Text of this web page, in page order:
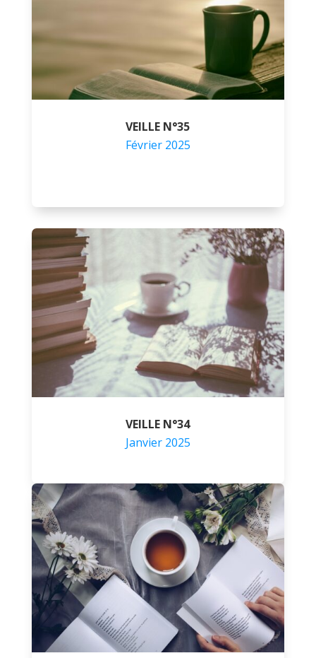
VEILLE N°35
Février 2025
VEILLE N°34
Janvier 2025